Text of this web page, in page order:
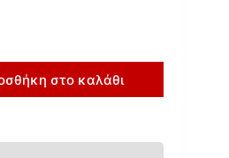
στο καλάθι